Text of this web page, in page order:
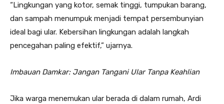
“Lingkungan yang kotor, semak tinggi, tumpukan barang,
dan sampah menumpuk menjadi tempat persembunyian
ideal bagi ular. Kebersihan lingkungan adalah langkah
pencegahan paling efektif,” ujarnya.
Imbauan Damkar: Jangan Tangani Ular Tanpa Keahlian
Jika warga menemukan ular berada di dalam rumah, Ardi